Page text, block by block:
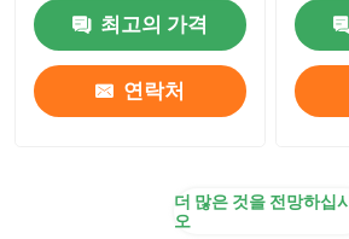
화학 충전물 기계
최고의 가격
연락처
더 많은 것을 전망하십시
오